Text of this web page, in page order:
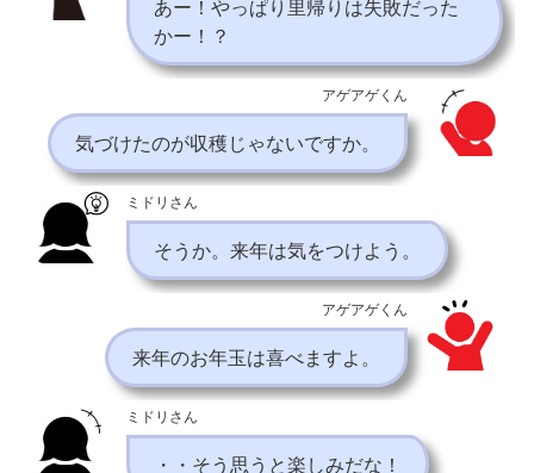
あー！やっぱり里帰りは失敗だった
かー！？
アゲアゲくん
気づけたのが収穫じゃないですか。
ミドリさん
そうか。来年は気をつけよう。
アゲアゲくん
来年のお年玉は喜べますよ。
ミドリさん
・・そう思うと楽しみだな！